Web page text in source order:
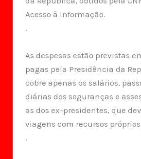
Acesso à Informação.
.
As despesas estão previstas
pagas pela Presidência da
cobre apenas os salários,
diárias dos seguranças e
as dos ex-presidentes, que
viagens com recursos
.